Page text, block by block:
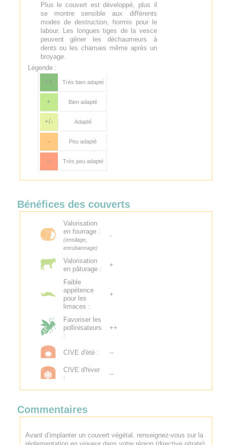
Plus le couvert est développé, plus il
se montre sensible aux différents
modes de destruction, hormis pour le
labour. Les longues tiges de la vesce
peuvent gêner les déchaumeurs à
dents ou les charrues même après un
broyage.
Légende :
++
Très bien adapté
+ Bien adapté
+/- Adapté
- Peu adapté
-- Très peu adapté
Bénéfices des couverts
Valorisation
en fourrage :
(ensilage,
enrubannage)
-
Valorisation
en pâturage :
+
Faible
appétence
pour les
limaces :
+
Favoriser les
pollinisateurs
:
++
CIVE d'été : --
CIVE d'hiver
:
--
Commentaires
Avant d’implanter un couvert végétal. renseignez-vous sur la